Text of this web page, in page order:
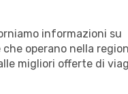
informazioni su
operano nella
migliori offerte di